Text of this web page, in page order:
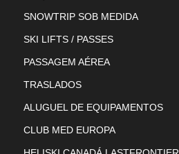
SNOWTRIP SOB MEDIDA
SKI LIFTS / PASSES
PASSAGEM AÉREA
TRASLADOS
ALUGUEL DE EQUIPAMENTOS
CLUB MED EUROPA